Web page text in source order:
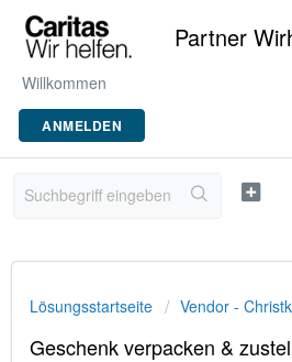
Partner
Willkommen
ANMELDEN
Lösungsstartseite Vendor -
Geschenk verpacken &